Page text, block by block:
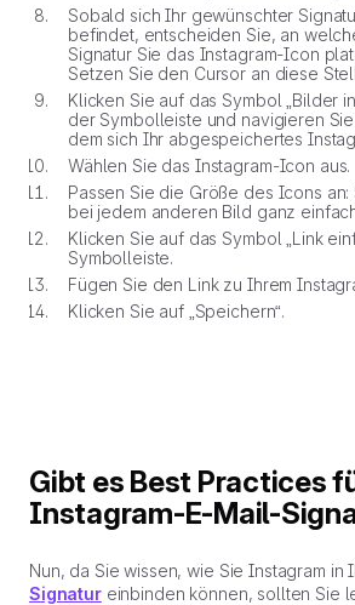
Sobald sich Ihr gewünschter
befindet, entscheiden Sie, an
Signatur Sie das Instagram-Icon
Setzen Sie den Cursor an diese
Klicken Sie auf das Symbol „Bilder
der Symbolleiste und navigieren
dem sich Ihr abgespeichertes
Wählen Sie das Instagram-Icon aus.
Passen Sie die Größe des Icons
bei jedem anderen Bild ganz
Klicken Sie auf das Symbol „Link
Symbolleiste.
Fügen Sie den Link zu Ihrem
Klicken Sie auf „Speichern“.
Gibt es Best Practices
Instagram-E-Mail-
Nun, da Sie wissen, wie Sie Instagram in
Signatureinbinden können, sollten Sie